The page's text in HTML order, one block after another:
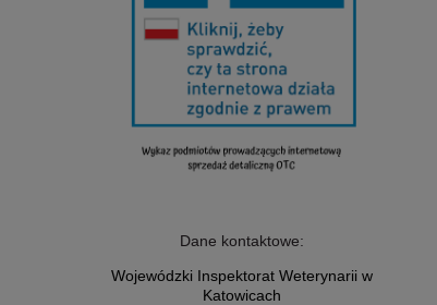
Dane kontaktowe:
Wojewódzki Inspektorat Weterynarii w
Katowicach